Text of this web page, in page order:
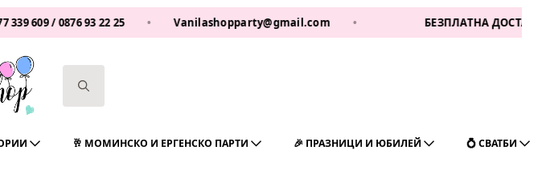
0876 93 22 25 • Vanilashopparty@gmail.com • БЕЗПЛАТНА ДОСТАВКА ЗА 1
🥂 МОМИНСКО И ЕРГЕНСКО ПАРТИ 🎉 ПРАЗНИЦИ И ЮБИЛЕЙ 💍 СВАТБИ